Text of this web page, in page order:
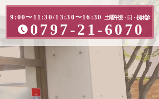
9:00〜11:30/13:30〜16:30 土曜午後・日・祝休診
0797-21-6070